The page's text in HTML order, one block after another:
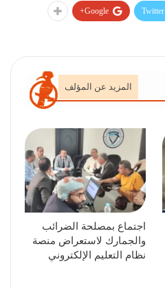
Twitter
Google+
المزيد عن المؤلف
اجتماع بمصلحة الضرائب
والجمارك لاستعراض منصة
نظام التعليم الإلكتروني